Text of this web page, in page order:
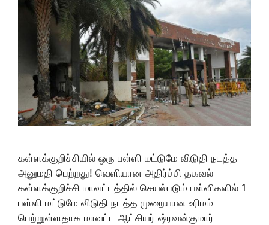
கள்ளக்குறிச்சியில் ஒரு பள்ளி மட்டுமே விடுதி நடத்த
அனுமதி பெற்றது! வெளியான அதிர்ச்சி தகவல்
கள்ளக்குறிச்சி மாவட்டத்தில் செயல்படும் பள்ளிகளில் 1
பள்ளி மட்டுமே விடுதி நடத்த முறையான உரிமம்
பெற்றுள்ளதாக மாவட்ட ஆட்சியர் ஷ்ரவன்குமார்